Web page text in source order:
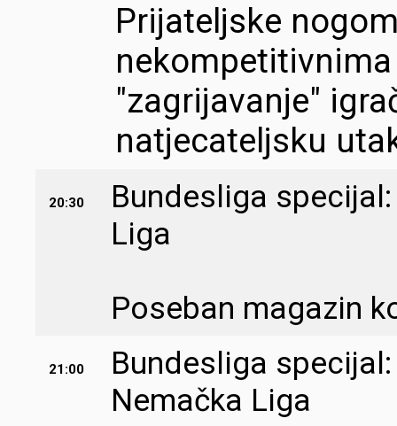
Prijateljske
"zagrijavanje"
natjecateljsku
20:30
Bundesliga
Liga
Poseban magazin
21:00
Bundesliga
Nemačka Liga